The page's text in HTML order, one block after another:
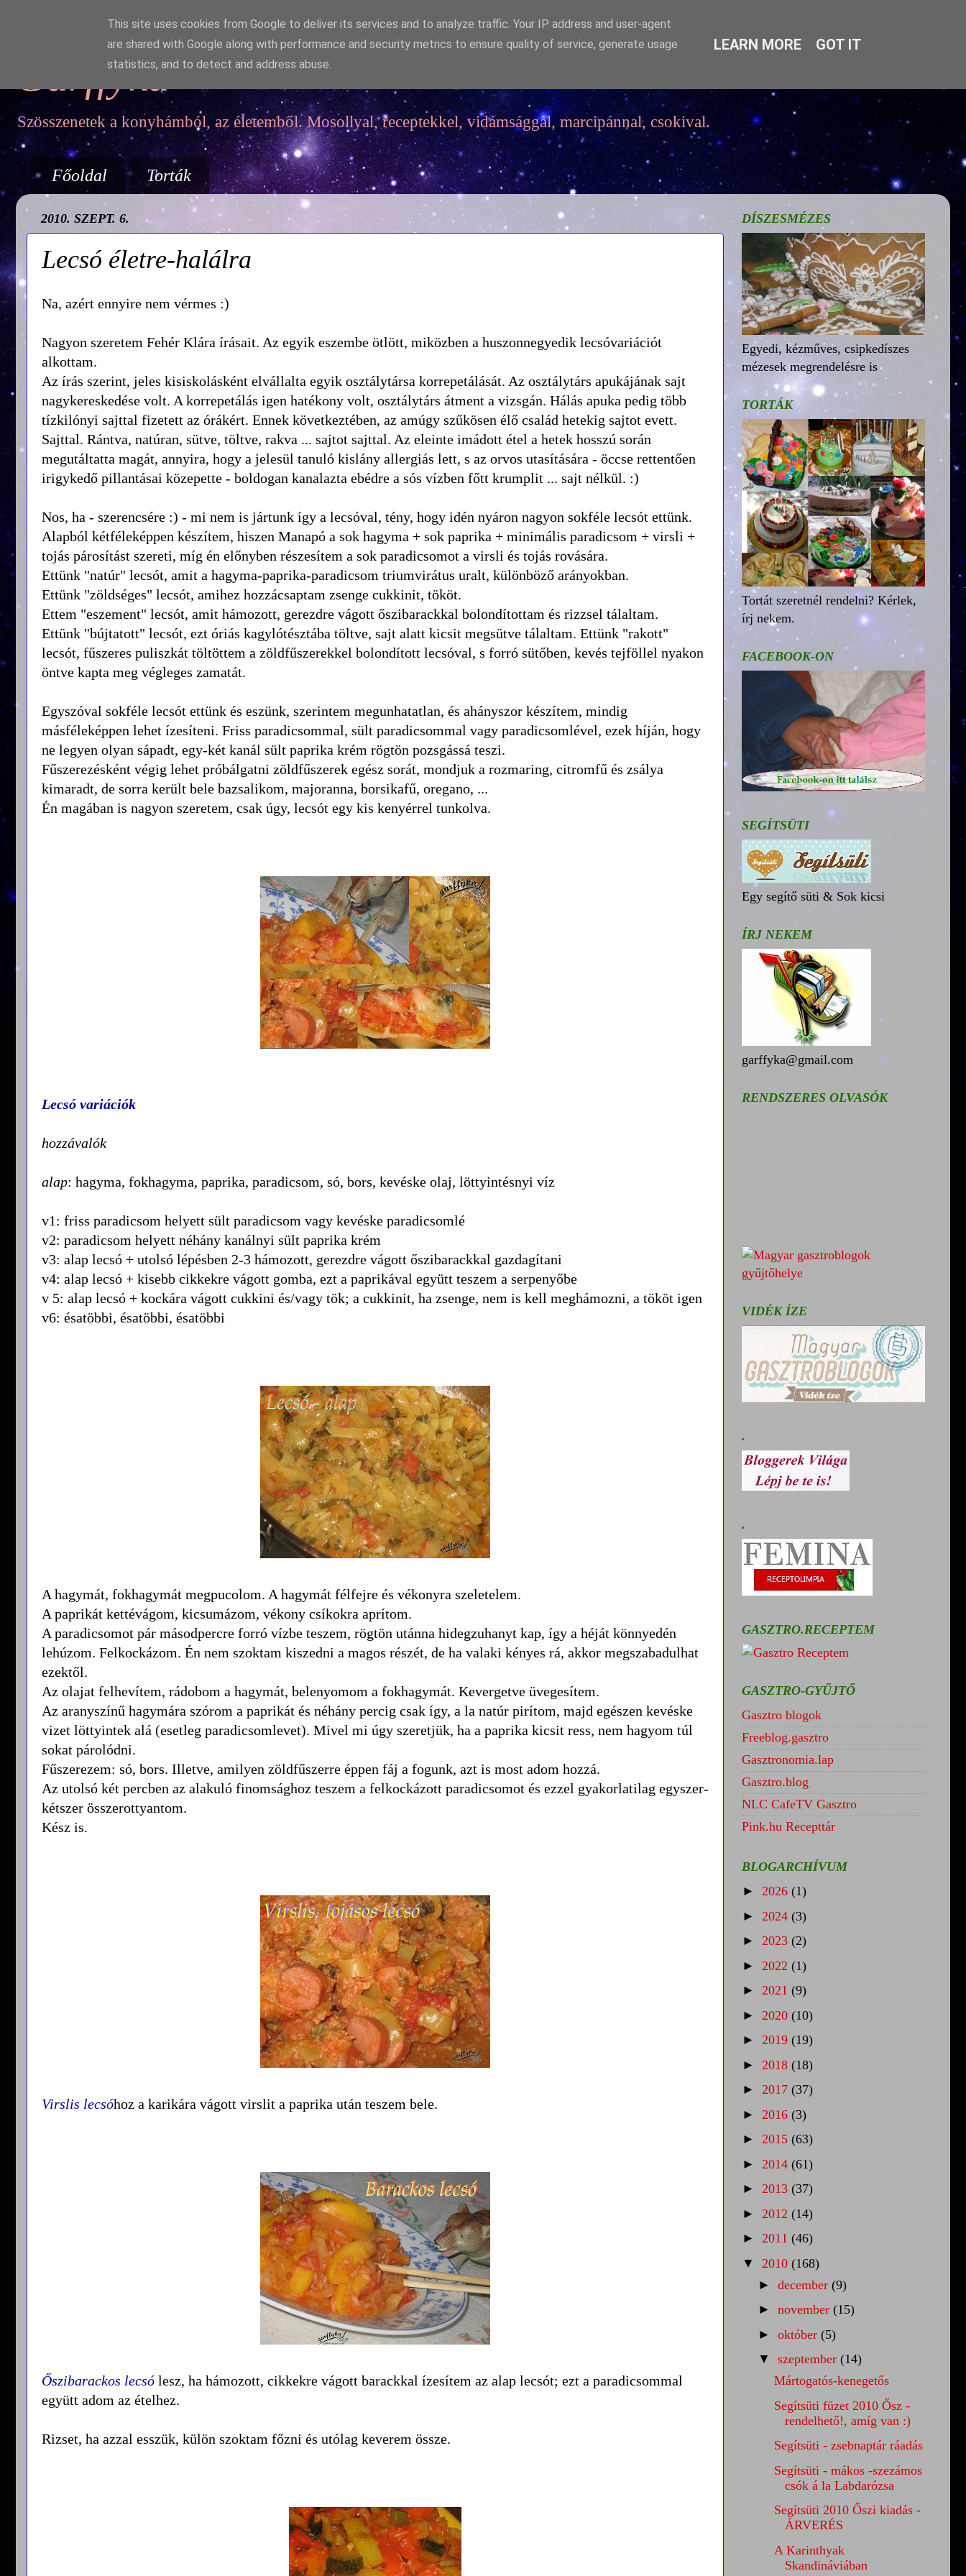
Garffyka
Szösszenetek a konyhámból, az életemből. Mosollyal, receptekkel, vidámsággal, marcipánnal, csokival.
Főoldal Torták
2010. SZEPT. 6.
Lecsó életre-halálra
Na, azért ennyire nem vérmes :)
Nagyon szeretem Fehér Klára írásait. Az egyik eszembe ötlött, miközben a huszonnegyedik lecsóvariációt
alkottam.
Az írás szerint, jeles kisiskolásként elvállalta egyik osztálytársa korrepetálását. Az osztálytárs apukájának sajt
nagykereskedése volt. A korrepetálás igen hatékony volt, osztálytárs átment a vizsgán. Hálás apuka pedig több
tízkilónyi sajttal fizetett az órákért. Ennek következtében, az amúgy szűkösen élő család hetekig sajtot evett.
Sajttal. Rántva, natúran, sütve, töltve, rakva ... sajtot sajttal. Az eleinte imádott étel a hetek hosszú során
megutáltatta magát, annyira, hogy a jelesül tanuló kislány allergiás lett, s az orvos utasítására - öccse rettentően
irigykedő pillantásai közepette - boldogan kanalazta ebédre a sós vízben főtt krumplit ... sajt nélkül. :)
Nos, ha - szerencsére :) - mi nem is jártunk így a lecsóval, tény, hogy idén nyáron nagyon sokféle lecsót ettünk.
Alapból kétféleképpen készítem, hiszen Manapó a sok hagyma + sok paprika + minimális paradicsom + virsli +
tojás párosítást szereti, míg én előnyben részesítem a sok paradicsomot a virsli és tojás rovására.
Ettünk "natúr" lecsót, amit a hagyma-paprika-paradicsom triumvirátus uralt, különböző arányokban.
Ettünk "zöldséges" lecsót, amihez hozzácsaptam zsenge cukkinit, tököt.
Ettem "eszement" lecsót, amit hámozott, gerezdre vágott őszibarackkal bolondítottam és rizzsel tálaltam.
Ettünk "bújtatott" lecsót, ezt óriás kagylótésztába töltve, sajt alatt kicsit megsütve tálaltam. Ettünk "rakott"
lecsót, fűszeres puliszkát töltöttem a zöldfűszerekkel bolondított lecsóval, s forró sütőben, kevés tejföllel nyakon
öntve kapta meg végleges zamatát.
Egyszóval sokféle lecsót ettünk és eszünk, szerintem megunhatatlan, és ahányszor készítem, mindig
másféleképpen lehet ízesíteni. Friss paradicsommal, sült paradicsommal vagy paradicsomlével, ezek híján, hogy
ne legyen olyan sápadt, egy-két kanál sült paprika krém rögtön pozsgássá teszi.
Fűszerezésként végig lehet próbálgatni zöldfűszerek egész sorát, mondjuk a rozmaring, citromfű és zsálya
kimaradt, de sorra került bele bazsalikom, majoranna, borsikafű, oregano, ...
Én magában is nagyon szeretem, csak úgy, lecsót egy kis kenyérrel tunkolva.
Lecsó variációk
hozzávalók
alap: hagyma, fokhagyma, paprika, paradicsom, só, bors, kevéske olaj, löttyintésnyi víz
v1: friss paradicsom helyett sült paradicsom vagy kevéske paradicsomlé
v2: paradicsom helyett néhány kanálnyi sült paprika krém
v3: alap lecsó + utolsó lépésben 2-3 hámozott, gerezdre vágott őszibarackkal gazdagítani
v4: alap lecsó + kisebb cikkekre vágott gomba, ezt a paprikával együtt teszem a serpenyőbe
v 5: alap lecsó + kockára vágott cukkini és/vagy tök; a cukkinit, ha zsenge, nem is kell meghámozni, a tököt igen
v6: ésatöbbi, ésatöbbi, ésatöbbi
A hagymát, fokhagymát megpucolom. A hagymát félfejre és vékonyra szeletelem.
A paprikát kettévágom, kicsumázom, vékony csíkokra aprítom.
A paradicsomot pár másodpercre forró vízbe teszem, rögtön utánna hidegzuhanyt kap, így a héját könnyedén
lehúzom. Felkockázom. Én nem szoktam kiszedni a magos részét, de ha valaki kényes rá, akkor megszabadulhat
ezektől.
Az olajat felhevítem, rádobom a hagymát, belenyomom a fokhagymát. Kevergetve üvegesítem.
Az aranyszínű hagymára szórom a paprikát és néhány percig csak így, a la natúr pirítom, majd egészen kevéske
vizet löttyintek alá (esetleg paradicsomlevet). Mivel mi úgy szeretjük, ha a paprika kicsit ress, nem hagyom túl
sokat párolódni.
Fűszerezem: só, bors. Illetve, amilyen zöldfűszerre éppen fáj a fogunk, azt is most adom hozzá.
Az utolsó két percben az alakuló finomsághoz teszem a felkockázott paradicsomot és ezzel gyakorlatilag egyszer-
kétszer összerottyantom.
Kész is.
Virslis lecsóhoz a karikára vágott virslit a paprika után teszem bele.
Őszibarackos lecsó lesz, ha hámozott, cikkekre vágott barackkal ízesítem az alap lecsót; ezt a paradicsommal
együtt adom az ételhez.
Rizset, ha azzal esszük, külön szoktam főzni és utólag keverem össze.
DÍSZESMÉZES
Egyedi, kézműves, csipkedíszes
mézesek megrendelésre is
TORTÁK
Tortát szeretnél rendelni? Kérlek,
írj nekem.
FACEBOOK-ON
SEGÍTSÜTI
Egy segítő süti & Sok kicsi
ÍRJ NEKEM
garffyka@gmail.com
RENDSZERES OLVASÓK
VIDÉK ÍZE
.
.
GASZTRO.RECEPTEM
GASZTRO-GYŰJTŐ
Gasztro blogok
Freeblog.gasztro
Gasztronomia.lap
Gasztro.blog
NLC CafeTV Gasztro
Pink.hu Recepttár
BLOGARCHÍVUM
► 2026 (1)
► 2024 (3)
► 2023 (2)
► 2022 (1)
► 2021 (9)
► 2020 (10)
► 2019 (19)
► 2018 (18)
► 2017 (37)
► 2016 (3)
► 2015 (63)
► 2014 (61)
► 2013 (37)
► 2012 (14)
► 2011 (46)
▼ 2010 (168)
► december (9)
► november (15)
► október (5)
▼ szeptember (14)
Mártogatós-kenegetős
Segítsüti füzet 2010 Ősz -
rendelhető!, amíg van :)
Segítsüti - zsebnaptár ráadás
Segítsüti - mákos -szezámos
csók á la Labdarózsa
Segítsüti 2010 Őszi kiadás -
ÁRVERÉS
A Karinthyak
Skandináviában
This site uses cookies from Google to deliver its services and to analyze traffic. Your IP address and user-agent
are shared with Google along with performance and security metrics to ensure quality of service, generate usage
statistics, and to detect and address abuse.
LEARN MORE GOT IT